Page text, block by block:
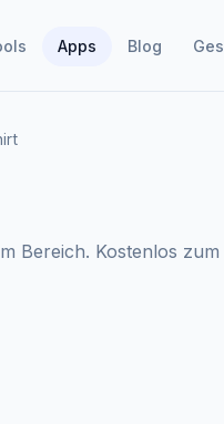
Apps Blog
Bereich. Kostenlos